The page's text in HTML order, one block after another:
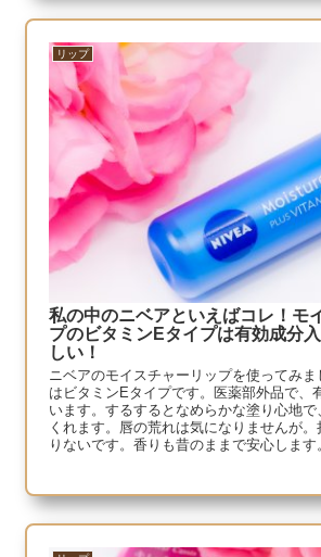
リップ
私の中のニベアといえばコレ！モ
プのビタミンEタイプは有効成分
しい！
ニベアのモイスチャーリップを使ってみ
はビタミンEタイプです。医薬部外品で、
います。するするとなめらかな塗り心地
くれます。唇の荒れは気になりませんが
りないです。香りも昔のままで安心します